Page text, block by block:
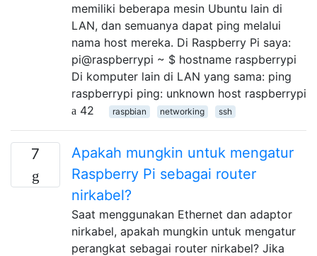
memiliki beberapa mesin Ubuntu lain di
LAN, dan semuanya dapat ping melalui
nama host mereka. Di Raspberry Pi saya:
pi@raspberrypi ~ $ hostname raspberrypi
Di komputer lain di LAN yang sama: ping
raspberrypi ping: unknown host raspberrypi
42
raspbian networking ssh
7
Apakah mungkin untuk mengatur
Raspberry Pi sebagai router
nirkabel?
Saat menggunakan Ethernet dan adaptor
nirkabel, apakah mungkin untuk mengatur
perangkat sebagai router nirkabel? Jika